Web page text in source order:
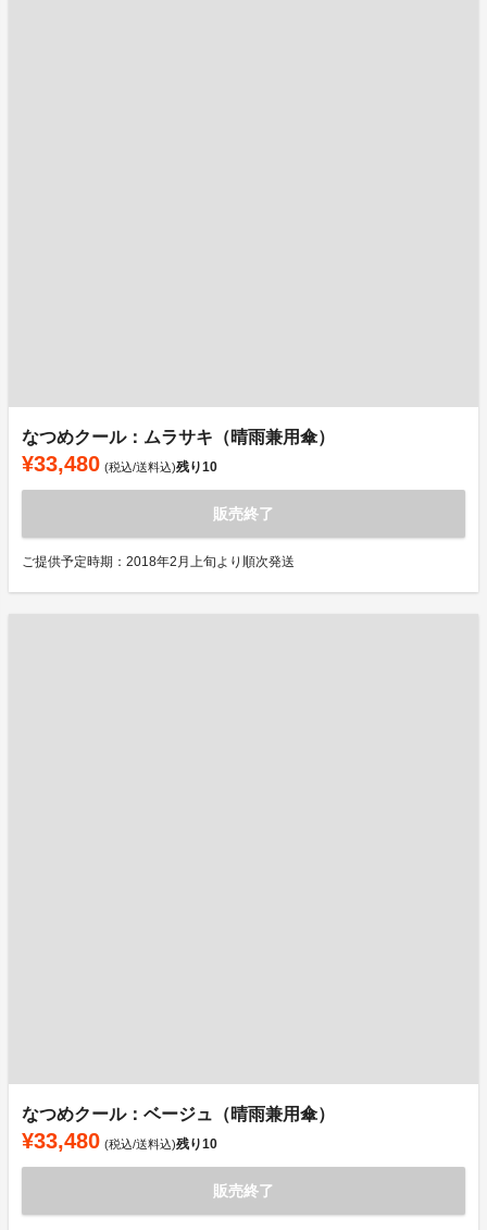
なつめクール：ムラサキ（晴雨兼用傘）
¥33,480 (税込/送料込)残り10
販売終了
ご提供予定時期：2018年2月上旬より順次発送
なつめクール：ベージュ（晴雨兼用傘）
¥33,480 (税込/送料込)残り10
販売終了